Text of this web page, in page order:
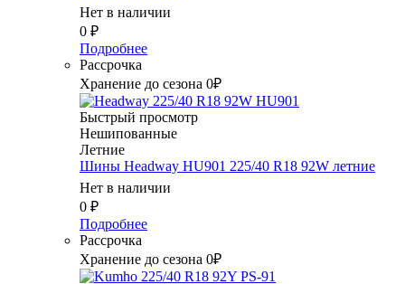
Нет в наличии
0 ₽
Подробнее
Рассрочка
Хранение до сезона 0₽
Быстрый просмотр
Нешипованные
Летние
Шины Headway HU901 225/40 R18 92W летние
Нет в наличии
0 ₽
Подробнее
Рассрочка
Хранение до сезона 0₽